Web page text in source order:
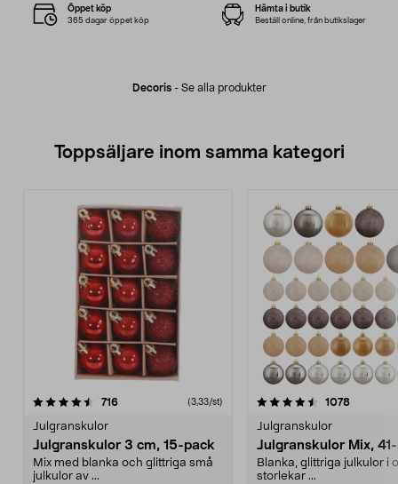
Decoris- Se alla produkter
Öppet köp
365 dagar öppet köp
Hämta i butik
Beställ online, från butikslager
Toppsäljare inom samma kategori
716recensioner (3,33/st)
Julgranskulor
Julgranskulor 3 cm, 15-pack
Mix med blanka och glittriga små
julkulor av ...
4.5 av 5 stjärnor 1078
Julgranskulor
Julgranskulor Mix,
Blanka, glittriga julkulor i
storlekar ...
4.5 av 5 stjärnor